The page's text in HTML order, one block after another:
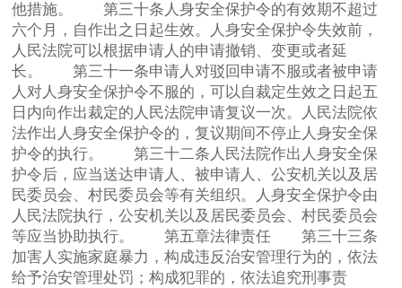
他措施。 第三十条人身安全保护令的有效期不超过
六个月，自作出之日起生效。人身安全保护令失效前，
人民法院可以根据申请人的申请撤销、变更或者延
长。 第三十一条申请人对驳回申请不服或者被申请
人对人身安全保护令不服的，可以自裁定生效之日起五
日内向作出裁定的人民法院申请复议一次。人民法院依
法作出人身安全保护令的，复议期间不停止人身安全保
护令的执行。 第三十二条人民法院作出人身安全保
护令后，应当送达申请人、被申请人、公安机关以及居
民委员会、村民委员会等有关组织。人身安全保护令由
人民法院执行，公安机关以及居民委员会、村民委员会
等应当协助执行。 第五章法律责任 第三十三条
加害人实施家庭暴力，构成违反治安管理行为的，依法
给予治安管理处罚；构成犯罪的，依法追究刑事责